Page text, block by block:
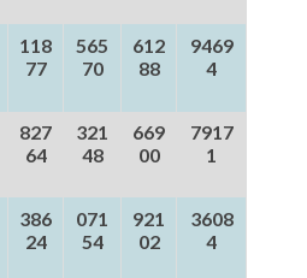
118
77
565
70
612
88
9469
4
827
64
321
48
669
00
7917
1
386
24
071
54
921
02
3608
4